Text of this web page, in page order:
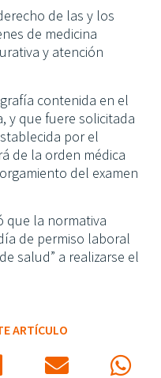
de las y los
de medicina
y atención
contenida en el
y que fuere solicitada
por el
de la orden médica
del examen
que la normativa
de permiso laboral
salud” a realizarse el
ARTÍCULO